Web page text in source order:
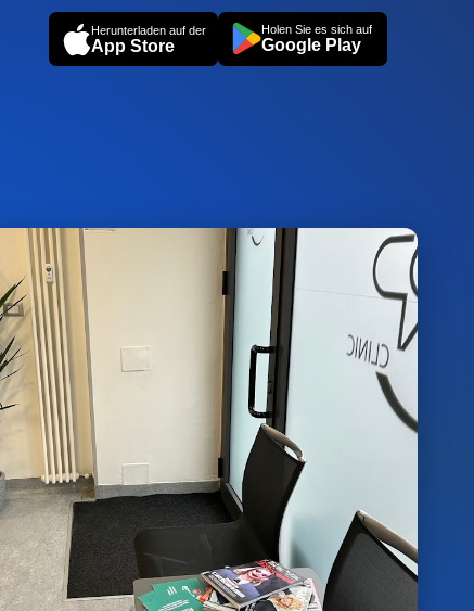
Herunterladen auf der
App Store
Holen Sie es sich auf
Google Play